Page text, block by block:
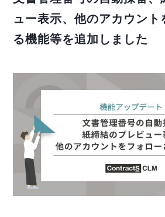
ュー表示、他のアカウント
る機能等を追加しました